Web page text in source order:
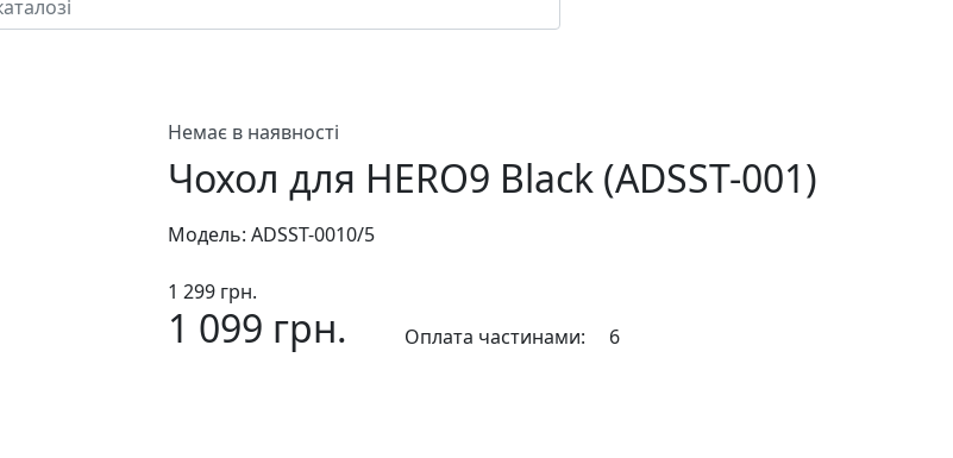
Немає в наявності
Чохол для HERO9 Black (ADSST-001)
Модель: ADSST-0010/5
1 299 грн.
1 099 грн. Оплата частинами: 6